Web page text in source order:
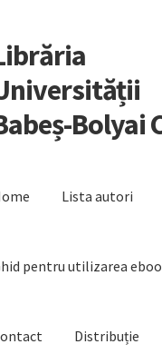
Bolyai
Lista autori
pentru utilizarea
Distribuție